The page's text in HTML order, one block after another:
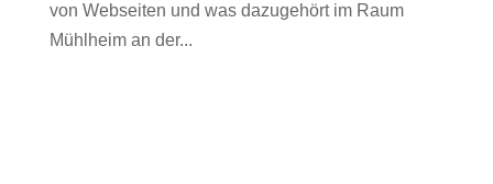
von Webseiten und was dazugehört im Raum
Mühlheim an der...